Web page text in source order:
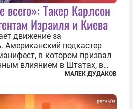
Такер Карлсон
Израиля и Киева
движение за
подкастер
в котором призвал
влиянием в Штатах, в
в виду Израиль. А также
войны, выплатить
прием мигрантов...
МАЛЕК ДУДАКОВ